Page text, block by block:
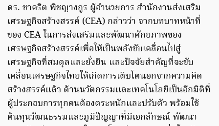
ดร. ชาคริต พิชญางกูร ผู้อำนวยการ สำนักงานส่งเสริม
เศรษฐกิจสร้างสรรค์ (CEA) กล่าวว่า จากบทบาทหน้าที่
ของ CEA ในการส่งเสริมและพัฒนาศักยภาพของ
เศรษฐกิจสร้างสรรค์เพื่อให้เป็นพลังขับเคลื่อนไปสู่
เศรษฐกิจที่สมดุลและยั่งยืน และปัจจัยสำคัญที่จะขับ
เคลื่อนเศรษฐกิจไทยให้เกิดการเติบโตนอกจากความคิด
สร้างสรรค์แล้ว ด้านนวัตกรรมและเทคโนโลยีเป็นอีกมิติที่
ผู้ประกอบการทุกคนต้องตระหนักและปรับตัว พร้อมใช้
ต้นทุนวัฒนธรรมและภูมิปัญญาที่มีเอกลักษณ์ พัฒนา